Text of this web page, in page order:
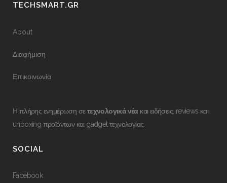
TECHSMART.GR
About
Διαφήμιση
Επικοινωνία
Η πλήρης ενημέρωση σετεχνολογικά νέα και ειδήσεις, reviews και
unboxing προϊόντων και gadget τεχνολογίας.
SOCIAL
Facebook